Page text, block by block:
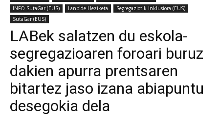
INFO SutaGar (EUS)
Lanbide Heziketa
Segregaziotik Inklusiora (EUS)
SutaGar (EUS)
LABek salatzen du eskola-
segregazioaren foroari buruz
dakien apurra prentsaren
bitartez jaso izana abiapuntu
desegokia dela